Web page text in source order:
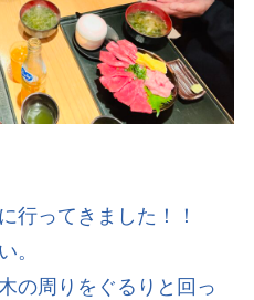
行ってきました！！
。
の周りをぐるりと回っ